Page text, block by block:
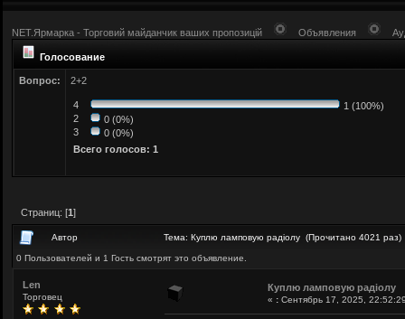
NET.Ярмарка - Торговий майданчик ваших пропозицій Объявления
Голосование
Вопрос: 2+2
4
1 (100%)
2
0 (0%)
3
0 (0%)
Всего голосов: 1
Страниц: [1]
Автор Тема: Куплю ламповую радіолу (Прочитано 4021 раз)
0 Пользователей и 1 Гость смотрят это объявление.
Len
Торговец
Куплю ламповую радіолу
« : Сентябрь 17, 2025,